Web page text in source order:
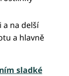
a na delší
a hlavně
sladké